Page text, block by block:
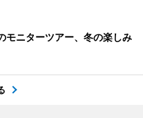
モニターツアー、冬の楽しみ